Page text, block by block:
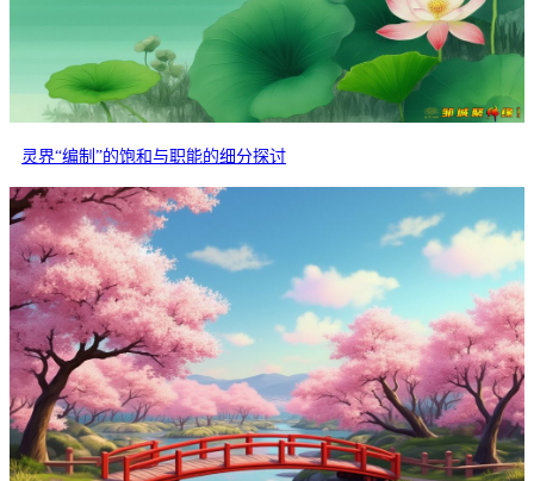
灵界“编制”的饱和与职能的细分探讨